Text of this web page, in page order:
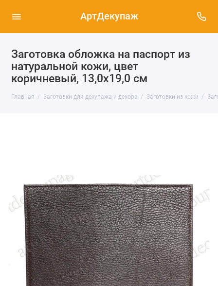
АртДекупаж
Заготовка обложка на паспорт из
натуральной кожи, цвет
коричневый, 13,0х19,0 см
Главная Заготовки для декупажа и декора Заготовки из кожи